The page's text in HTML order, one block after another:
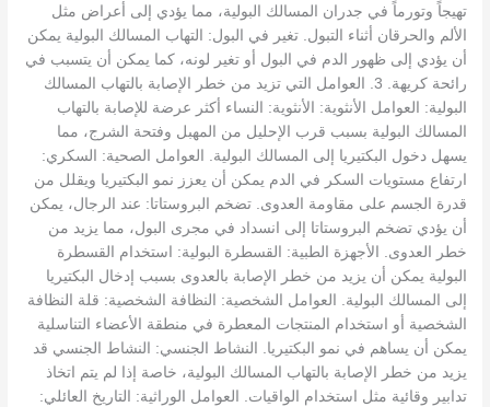
تهيجاً وتورماً في جدران المسالك البولية، مما يؤدي إلى أعراض مثل
الألم والحرقان أثناء التبول. تغير في البول: التهاب المسالك البولية يمكن
أن يؤدي إلى ظهور الدم في البول أو تغير لونه، كما يمكن أن يتسبب في
رائحة كريهة. 3. العوامل التي تزيد من خطر الإصابة بالتهاب المسالك
البولية: العوامل الأنثوية: الأنثوية: النساء أكثر عرضة للإصابة بالتهاب
المسالك البولية بسبب قرب الإحليل من المهبل وفتحة الشرج، مما
يسهل دخول البكتيريا إلى المسالك البولية. العوامل الصحية: السكري:
ارتفاع مستويات السكر في الدم يمكن أن يعزز نمو البكتيريا ويقلل من
قدرة الجسم على مقاومة العدوى. تضخم البروستاتا: عند الرجال، يمكن
أن يؤدي تضخم البروستاتا إلى انسداد في مجرى البول، مما يزيد من
خطر العدوى. الأجهزة الطبية: القسطرة البولية: استخدام القسطرة
البولية يمكن أن يزيد من خطر الإصابة بالعدوى بسبب إدخال البكتيريا
إلى المسالك البولية. العوامل الشخصية: النظافة الشخصية: قلة النظافة
الشخصية أو استخدام المنتجات المعطرة في منطقة الأعضاء التناسلية
يمكن أن يساهم في نمو البكتيريا. النشاط الجنسي: النشاط الجنسي قد
يزيد من خطر الإصابة بالتهاب المسالك البولية، خاصة إذا لم يتم اتخاذ
تدابير وقائية مثل استخدام الواقيات. العوامل الوراثية: التاريخ العائلي: